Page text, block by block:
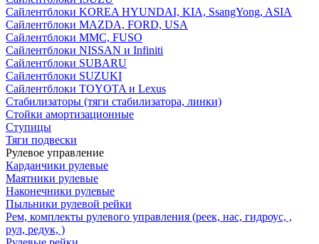
Сайлентблоки KOREA HYUNDAI, KIA, SsangYong, ASIA
Сайлентблоки MAZDA, FORD, USA
Сайлентблоки MMC, FUSO
Сайлентблоки NISSAN и Infiniti
Сайлентблоки SUBARU
Сайлентблоки SUZUKI
Сайлентблоки TOYOTA и Lexus
Стабилизаторы (тяги стабилизатора, линки)
Стойки амортизационные
Ступицы
Тяги подвески
Рулевое управление
Карданчики рулевые
Маятники рулевые
Наконечники рулевые
Пыльники рулевой рейки
Рем, комплекты рулевого управления (реек, нас, гидроус, ,
рул, редук, )